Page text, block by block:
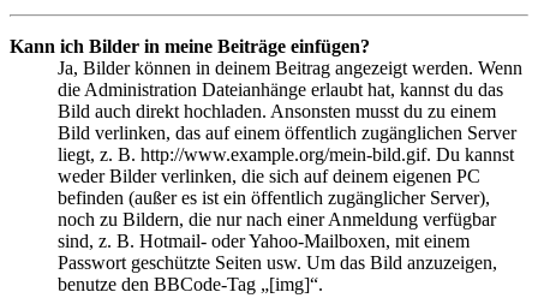
Kann ich Bilder in meine Beiträge einfügen?
Ja, Bilder können in deinem Beitrag angezeigt werden. Wenn
die Administration Dateianhänge erlaubt hat, kannst du das
Bild auch direkt hochladen. Ansonsten musst du zu einem
Bild verlinken, das auf einem öffentlich zugänglichen Server
liegt, z. B. http://www.example.org/mein-bild.gif. Du kannst
weder Bilder verlinken, die sich auf deinem eigenen PC
befinden (außer es ist ein öffentlich zugänglicher Server),
noch zu Bildern, die nur nach einer Anmeldung verfügbar
sind, z. B. Hotmail- oder Yahoo-Mailboxen, mit einem
Passwort geschützte Seiten usw. Um das Bild anzuzeigen,
benutze den BBCode-Tag „[img]“.